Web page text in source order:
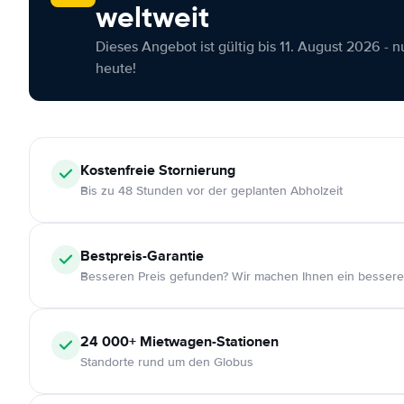
weltweit
Dieses Angebot ist gültig bis 11. August 2026 -
heute!
KostenfreieStornierung
Bis zu 48 Stunden vor der geplanten Abholzeit
Bestpreis-Garantie
Besseren Preis gefunden? Wir machen Ihnen ein
24 000+ Mietwagen-Stationen
Standorte rund um den Globus